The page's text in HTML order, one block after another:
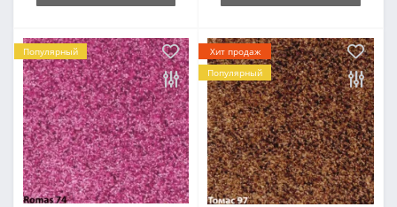
Популярный
Хит продаж
Популярный